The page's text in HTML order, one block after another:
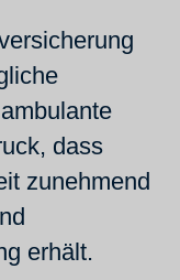
dass
zunehmend
erhält.